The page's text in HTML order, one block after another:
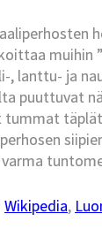
muihin
, lanttu- ja
puuttuvat
tummat
varma
Wikipedia,